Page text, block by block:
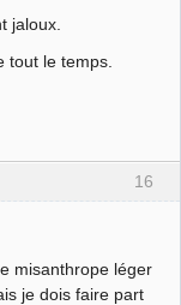
jaloux.
tout le temps.
16
misanthrope léger
je dois faire part